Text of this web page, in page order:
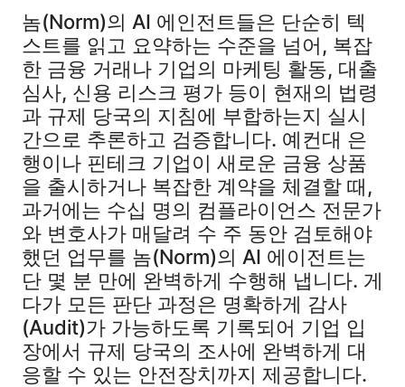
놈(Norm)의 AI 에인전트들은 단순히 텍
스트를 읽고 요약하는 수준을 넘어, 복잡
한 금융 거래나 기업의 마케팅 활동, 대출
심사, 신용 리스크 평가 등이 현재의 법령
과 규제 당국의 지침에 부합하는지 실시
간으로 추론하고 검증합니다. 예컨대 은
행이나 핀테크 기업이 새로운 금융 상품
을 출시하거나 복잡한 계약을 체결할 때,
과거에는 수십 명의 컴플라이언스 전문가
와 변호사가 매달려 수 주 동안 검토해야
했던 업무를 놈(Norm)의 AI 에이전트는
단 몇 분 만에 완벽하게 수행해 냅니다. 게
다가 모든 판단 과정은 명확하게 감사
(Audit)가 가능하도록 기록되어 기업 입
장에서 규제 당국의 조사에 완벽하게 대
응할 수 있는 안전장치까지 제공합니다.